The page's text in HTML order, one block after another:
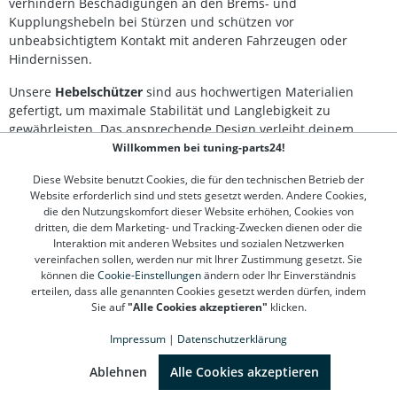
verhindern Beschädigungen an den Brems- und
Kupplungshebeln bei Stürzen und schützen vor
unbeabsichtigtem Kontakt mit anderen Fahrzeugen oder
Hindernissen.
Unsere Hebelschützer sind aus hochwertigen Materialien
gefertigt, um maximale Stabilität und Langlebigkeit zu
gewährleisten. Das ansprechende Design verleiht deinem
Motorrad zudem eine sportliche Optik. Erfahre die Vorteile
Motorrads mit Hebelschützern aus unserem Sortiment.
Besonders wichtig sind Hebelschützer für sportlich
ambitionierte Fahrer, die regelmäßig auf der Rennstrecke
unterwegs sind. Durch ihre schlanke Bauweise stören sie nicht
das Handling und wirken dennoch effektiv bei Stürzen oder
Kollisionen. Bestelle noch heute in unserem Online-Shop und
profitiere von schneller Lieferung und einem breiten Angebot
Willkommen bei tuning-parts24!
Diese Website benutzt Cookies, die für den technischen Betrieb der
Website erforderlich sind und stets gesetzt werden. Andere Cookies,
die den Nutzungskomfort dieser Website erhöhen, Cookies von
dritten, die dem Marketing- und Tracking-Zwecken dienen oder die
Interaktion mit anderen Websites und sozialen Netzwerken
vereinfachen sollen, werden nur mit Ihrer Zustimmung gesetzt. Sie
können die Cookie-Einstellungenändern oder Ihr Einverständnis
erteilen, dass alle genannten Cookies gesetzt werden dürfen, indem
Sie auf"Alle Cookies akzeptieren" klicken.
Impressum | Datenschutzerklärung
Ablehnen Alle Cookies akzeptieren
(4.78 / 5)
1312
Bewertungen bei: google.de, shopvote.de ⓘ
Informationen zur Echtheit der Bewertungen